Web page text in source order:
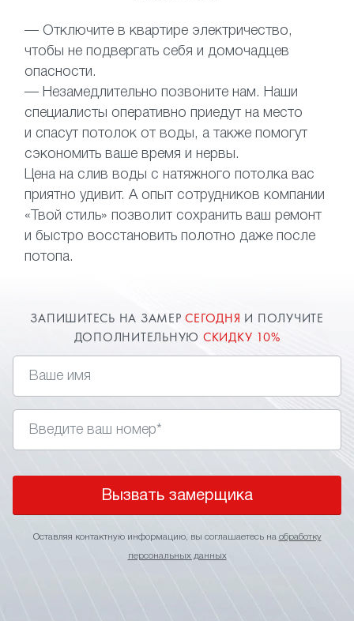
— Отключите в квартире электричество,
чтобы не подвергать себя и домочадцев
опасности.
— Незамедлительно позвоните нам. Наши
специалисты оперативно приедут на место
и спасут потолок от воды, а также помогут
сэкономить ваше время и нервы.
Цена на слив воды с натяжного потолка вас
приятно удивит. А опыт сотрудников компании
«Твой стиль» позволит сохранить ваш ремонт
и быстро восстановить полотно даже после
потопа.
ЗАПИШИТЕСЬ НА ЗАМЕРСЕГОДНЯ И ПОЛУЧИТЕ
ДОПОЛНИТЕЛЬНУЮ СКИДКУ 10%
Вызвать замерщика
Оставляя контактную информацию, вы соглашаетесь на обработку
персональных данных